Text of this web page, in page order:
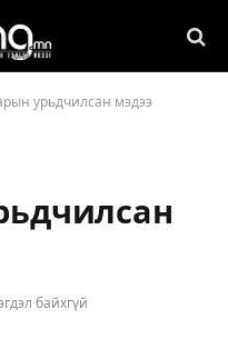
урьдчилсан мэдээ
байхгүй